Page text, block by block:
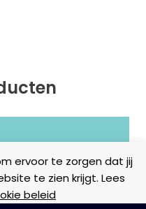
ervoor te zorgen dat jij
te zien krijgt. Lees
beleid